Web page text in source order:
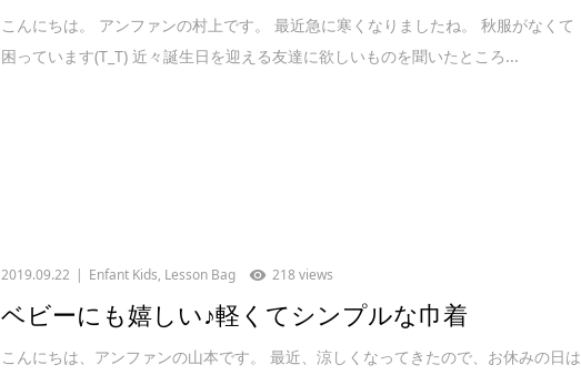
こんにちは。 アンファンの村上です。 最近急に寒くなりましたね。 秋服がなくて
困っています(T_T) 近々誕生日を迎える友達に欲しいものを聞いたところ...
2019.09.22 Enfant Kids, Lesson Bag 218 views
ベビーにも嬉しい♪軽くてシンプルな巾着
こんにちは、アンファンの山本です。 最近、涼しくなってきたので、お休みの日は